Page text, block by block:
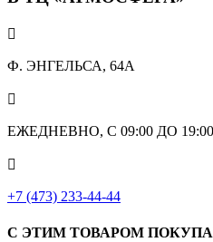

Ф. ЭНГЕЛЬСА, 64А

ЕЖЕДНЕВНО, С 09:00 ДО 19:00

+7 (473) 233-44-44
С ЭТИМ ТОВАРОМ